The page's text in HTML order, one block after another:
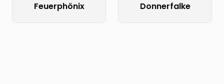
Feuerphönix Donnerfalke